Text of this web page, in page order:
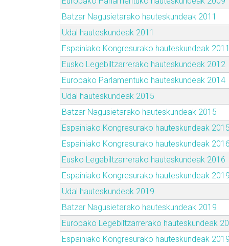
Batzar Nagusietarako hauteskundeak 2011
Udal hauteskundeak 2011
Espainiako Kongresurako hauteskundeak 2011
Eusko Legebiltzarrerako hauteskundeak 2012
Europako Parlamentuko hauteskundeak 2014
Udal hauteskundeak 2015
Batzar Nagusietarako hauteskundeak 2015
Espainiako Kongresurako hauteskundeak 2015
Espainiako Kongresurako hauteskundeak 2016
Eusko Legebiltzarrerako hauteskundeak 2016
Espainiako Kongresurako hauteskundeak 2019
Udal hauteskundeak 2019
Batzar Nagusietarako hauteskundeak 2019
Europako Legebiltzarrerako hauteskundeak
Espainiako Kongresurako hauteskundeak 2019